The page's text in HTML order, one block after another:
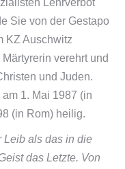
Sie von der Gestapo
KZ Auschwitz
verehrt und
und Juden.
1. Mai 1987 (in
(in Rom) heilig.
Leib als das in die
das Letzte. Von